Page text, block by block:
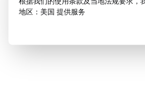
地区：美国 提供服务